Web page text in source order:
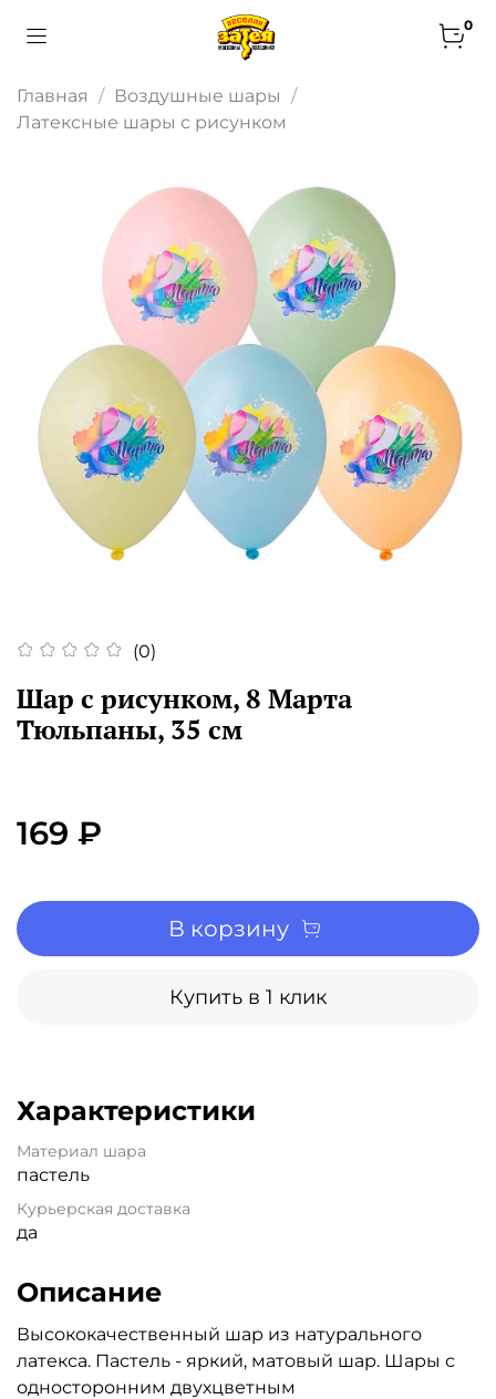
0
Главная
Воздушные шары
Латексные шары с рисунком
(0)
Шар с рисунком, 8 Марта
Тюльпаны, 35 см
169 ₽
В корзину
Купить в 1 клик
Характеристики
Материал шара
пастель
Курьерская доставка
да
Описание
Высококачественный шар из натурального
латекса. Пастель - яркий, матовый шар. Шары с
односторонним двухцветным